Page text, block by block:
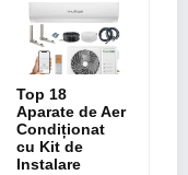
Top 18
Aparate de Aer
Condiționat
cu Kit de
Instalare